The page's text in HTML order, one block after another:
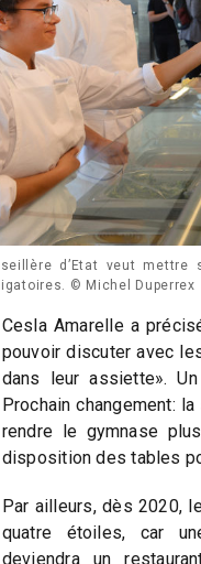
d’Etat veut
© Michel Duperrex
Cesla Amarelle a
pouvoir discuter avec
dans leur assiette».
Prochain changement:
rendre le gymnase
disposition des tables
Par ailleurs, dès 2020,
quatre étoiles, car
deviendra un